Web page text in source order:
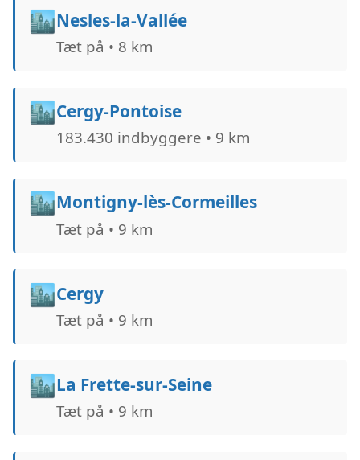
🏙️Nesles-la-Vallée
Tæt på • 8 km
🏙️Cergy-Pontoise
183.430 indbyggere • 9 km
🏙️Montigny-lès-Cormeilles
Tæt på • 9 km
🏙️Cergy
Tæt på • 9 km
🏙️La Frette-sur-Seine
Tæt på • 9 km